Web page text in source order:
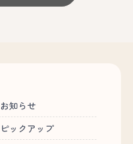
お知らせ
ピックアップ